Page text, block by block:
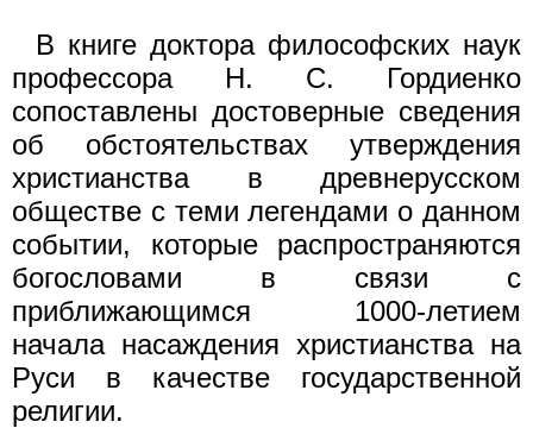
В книге доктора философских наук
профессора Н. С. Гордиенко
сопоставлены достоверные сведения
об обстоятельствах утверждения
христианства в древнерусском
обществе с теми легендами о данном
событии, которые распространяются
богословами в связи с
приближающимся 1000-летием
начала насаждения христианства на
Руси в качестве государственной
религии.